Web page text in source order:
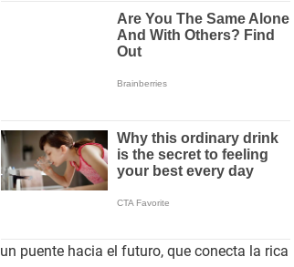
puente hacia el futuro, que conecta la rica